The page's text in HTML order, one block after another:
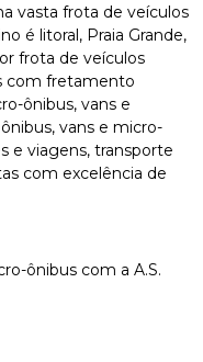
vasta frota de veículos
é litoral, Praia Grande,
frota de veículos
com fretamento
ônibus, vans e
vans e micro-
e viagens, transporte
com excelência de
ônibus com a A.S.